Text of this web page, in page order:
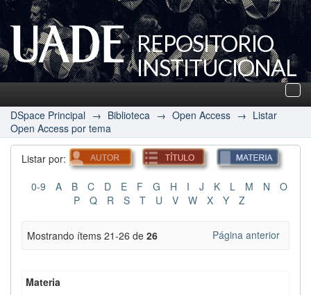
REPOSITORIO
INSTITUCIONAL
UADE
DSpace Principal → Biblioteca → Open Access → Listar
Open Access por tema
Listar por:
0-9 A B C D E F G H I J K L M N
O
P
Q R S T U V W X Y Z
Mostrando ítems 21-26 de 26 Página anterior
Materia